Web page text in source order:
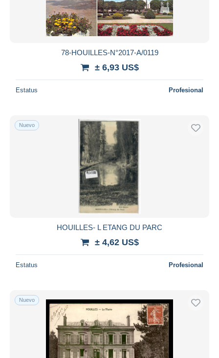
78-HOUILLES-N°2017-A/0119
± 6,93 US$
Estatus Profesional
Nuevo
HOUILLES- L ETANG DU PARC
± 4,62 US$
Estatus Profesional
Nuevo